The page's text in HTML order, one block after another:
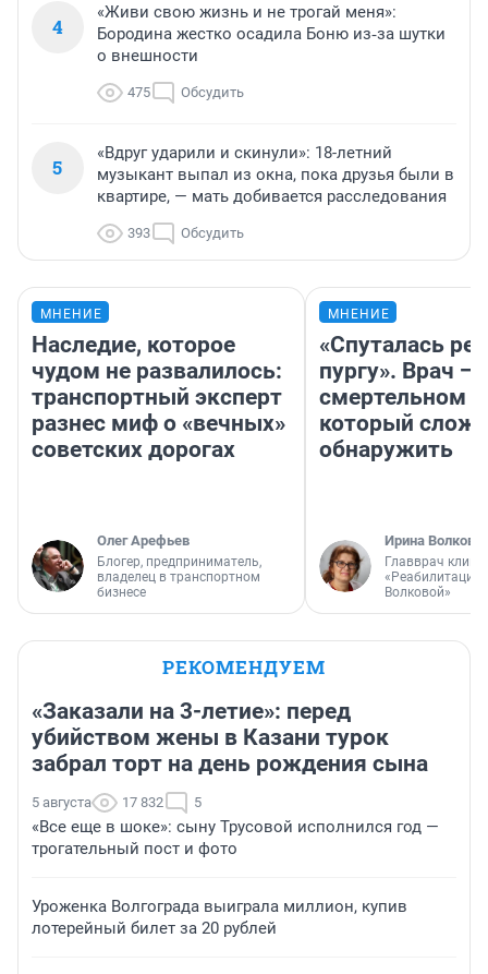
4
«Живи свою жизнь и не трогай меня»:
Бородина жестко осадила Боню из‑за шутки
о внешности
475 Обсудить
5
«Вдруг ударили и скинули»: 18-летний
музыкант выпал из окна, пока друзья были в
квартире, — мать добивается расследования
393 Обсудить
МНЕНИЕ
Наследие, которое
чудом не развалилось:
транспортный эксперт
разнес миф о «вечных»
советских дорогах
Олег Арефьев
Блогер, предприниматель,
владелец в транспортном
бизнесе
МНЕНИЕ
«Спуталась
пургу». Врач —
смертельном
который
обнаружить
Ирина Волкова
Главврач
«Реабилитация
Волковой»
РЕКОМЕНДУЕМ
«Заказали на 3-летие»: перед
убийством жены в Казани турок
забрал торт на день рождения сына
5 августа 17 832 5
«Все еще в шоке»: сыну Трусовой исполнился год —
трогательный пост и фото
Уроженка Волгограда выиграла миллион, купив
лотерейный билет за 20 рублей